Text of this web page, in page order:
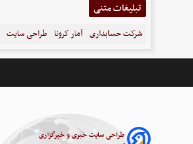
تبلیغات متنی
شرکت حسابداری آمار کرونا طراحی سایت
طراحی سایت خبری و خبرگزاری